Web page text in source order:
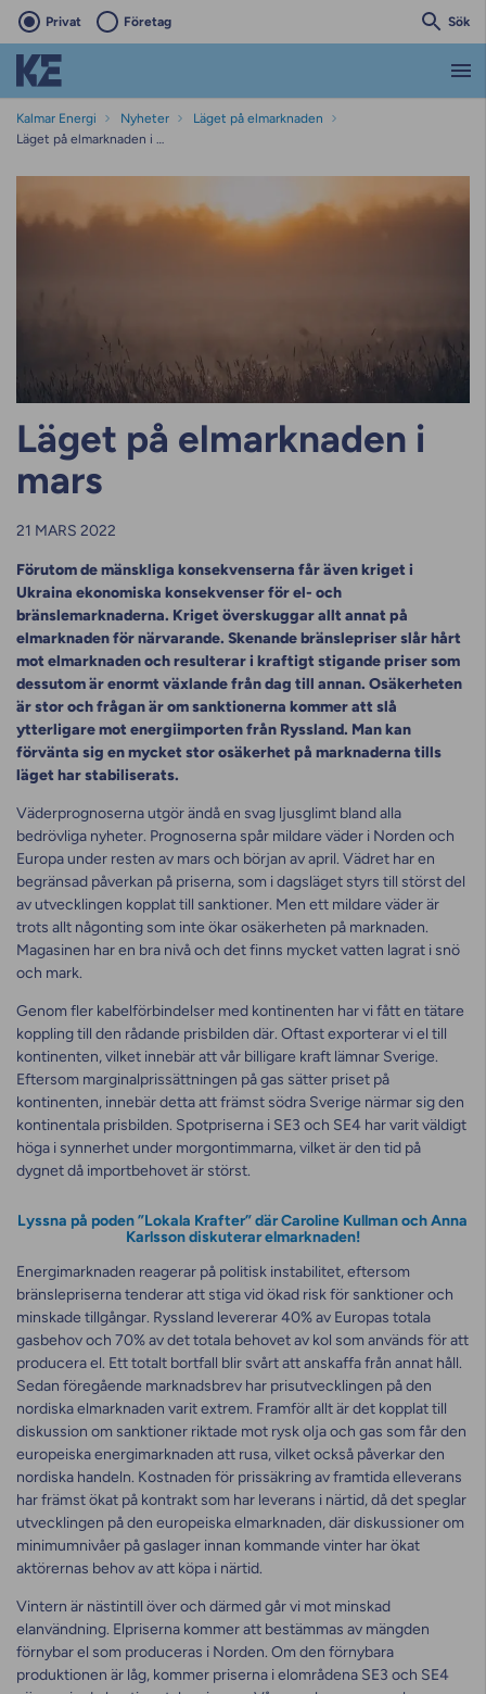
Privat Företag Sök
Kalmar Energi Nyheter
Läget på elmarknaden
Läget på elmarknaden i mars
Läget på elmarknaden i
mars
21 MARS 2022
Förutom de mänskliga konsekvenserna får även kriget i
Ukraina ekonomiska konsekvenser för el- och
bränslemarknaderna. Kriget överskuggar allt annat på
elmarknaden för närvarande. Skenande bränslepriser slår hårt
mot elmarknaden och resulterar i kraftigt stigande priser som
dessutom är enormt växlande från dag till annan. Osäkerheten
är stor och frågan är om sanktionerna kommer att slå
ytterligare mot energiimporten från Ryssland. Man kan
förvänta sig en mycket stor osäkerhet på marknaderna tills
läget har stabiliserats.
Väderprognoserna utgör ändå en svag ljusglimt bland alla
bedrövliga nyheter. Prognoserna spår mildare väder i Norden och
Europa under resten av mars och början av april. Vädret har en
begränsad påverkan på priserna, som i dagsläget styrs till störst del
av utvecklingen kopplat till sanktioner. Men ett mildare väder är
trots allt någonting som inte ökar osäkerheten på marknaden.
Magasinen har en bra nivå och det finns mycket vatten lagrat i snö
och mark.
Genom fler kabelförbindelser med kontinenten har vi fått en tätare
koppling till den rådande prisbilden där. Oftast exporterar vi el till
kontinenten, vilket innebär att vår billigare kraft lämnar Sverige.
Eftersom marginalprissättningen på gas sätter priset på
kontinenten, innebär detta att främst södra Sverige närmar sig den
kontinentala prisbilden. Spotpriserna i SE3 och SE4 har varit väldigt
höga i synnerhet under morgontimmarna, vilket är den tid på
dygnet då importbehovet är störst.
Lyssna på poden ”Lokala Krafter” där Caroline Kullman och Anna
Karlsson diskuterar elmarknaden!
Energimarknaden reagerar på politisk instabilitet, eftersom
bränslepriserna tenderar att stiga vid ökad risk för sanktioner och
minskade tillgångar. Ryssland levererar 40% av Europas totala
gasbehov och 70% av det totala behovet av kol som används för att
producera el. Ett totalt bortfall blir svårt att anskaffa från annat håll.
Sedan föregående marknadsbrev har prisutvecklingen på den
nordiska elmarknaden varit extrem. Framför allt är det kopplat till
diskussion om sanktioner riktade mot rysk olja och gas som får den
europeiska energimarknaden att rusa, vilket också påverkar den
nordiska handeln. Kostnaden för prissäkring av framtida elleverans
har främst ökat på kontrakt som har leverans i närtid, då det speglar
utvecklingen på den europeiska elmarknaden, där diskussioner om
minimumnivåer på gaslager innan kommande vinter har ökat
aktörernas behov av att köpa i närtid.
Vintern är nästintill över och därmed går vi mot minskad
elanvändning. Elpriserna kommer att bestämmas av mängden
förnybar el som produceras i Norden. Om den förnybara
produktionen är låg, kommer priserna i elområdena SE3 och SE4